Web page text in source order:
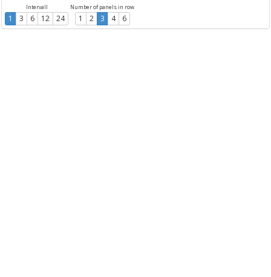
Intervall
1 3 6 12 24
Number of panels in row
1 2 3 4 6